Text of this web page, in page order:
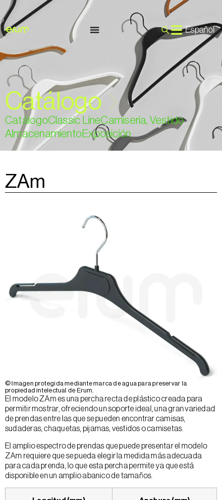
Español
Catálogo ❯
CatálogoClassic LineCamisería, Vestido
AlmacenamientoExposición
ZAm
© Imagen protegida mediante marca de agua para preservar la
propiedad intelectual de Erum.
El modelo ZAm es una percha recta de plástico creada para
permitir mostrar, ofreciendo un soporte ideal, una gran variedad
de prendas entre las que se pueden encontrar camisas,
sudaderas, chaquetas, pijamas, vestidos o camisetas.
El amplio espectro de prendas que puede presentar el modelo
ZAm requiere que se pueda elegir la medida más adecuada
para cada prenda, lo que esta percha permite ya que está
disponible en un amplio abanico de tamaños.